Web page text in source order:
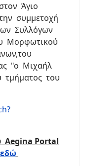
Άγιο
συμμετοχή
Συλλόγων
Μορφωτικού
"ο Μιχαήλ
τμήματος του
Aegina Portal
εδώ